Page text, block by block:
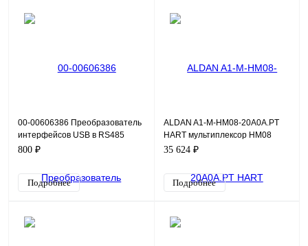
00-00606386 Преобразователь
интерфейсов USB в RS485
800 ₽
Подробнее
ALDAN A1-M-HM08-20A0A.PT
HART мультиплексор HM08
35 624 ₽
Подробнее